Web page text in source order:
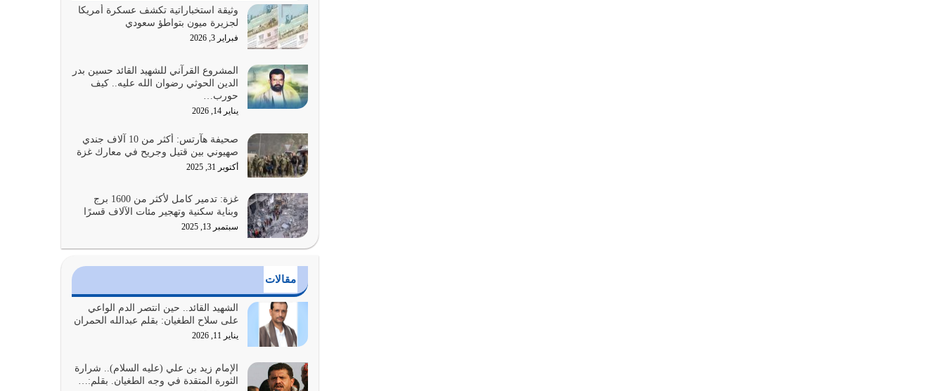
هل نحن من الصالحين؟ قيِّم نفسك هنا اترك القرآن
على أصله وأعرض نفسك، وأعرض ما لديك على…
يوليو 27, 2026
عندما يكون عدوك هو عدو الله معناه أن تكون نقاط
الضعف فيه كثيرة وسينصرك الله عليه إذا…
يوليو 26, 2026
أراد الله لهذه الأمة ان تكون خير امة أخرجت للناس
بالنهوض بالأمر بالمعروف والنهي عن…
يوليو 25, 2026
الدين الذي شرعه الله لا يجوز أن يخضع لآرائنا وأهوائنا
واجتهاداتنا لأننا سنختلف ونتفرق
يوليو 24, 2026
يجب أن نعود جميعاً الى القرآن وعندنا أخطاء جميعاً
لنعتصم بحبل الله جميعاً وليس كل…
يوليو 22, 2026
المُلك كله لله تعالى يؤتيه من يشاء وينزعه ممن يشاء
وثيقة استخباراتية تكشف عسكرة أمريكا
لجزيرة ميون بتواطؤ سعودي
فبراير 3, 2026
المشروع القرآني للشهيد القائد حسين بدر
الدين الحوثي رضوان الله عليه.. كيف
حورب…
يناير 14, 2026
صحيفة هآرتس: أكثر من 10 آلاف جندي
صهيوني بين قتيل وجريح في معارك غزة
أكتوبر 31, 2025
غزة: تدمير كامل لأكثر من 1600 برج
وبناية سكنية وتهجير مئات الآلاف قسرًا
سبتمبر 13, 2025
مقالات
الشهيد القائد.. حين انتصر الدم الواعي
على سلاح الطغيان: بقلم عبدالله الحمران
يناير 11, 2026
الإمام زيد بن علي (عليه السلام).. شرارة
الثورة المتقدة في وجه الطغيان. بقلم:…